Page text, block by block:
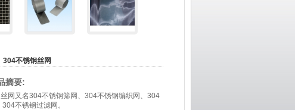
304不锈钢丝网
摘要:
网又名304不锈钢筛网、304不锈钢编织网、304
不锈钢过滤网。